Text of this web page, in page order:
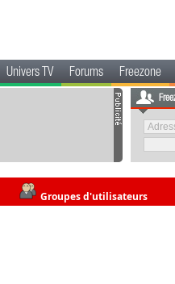
Univers TV Forums Freezone
Groupes d'utilisateurs